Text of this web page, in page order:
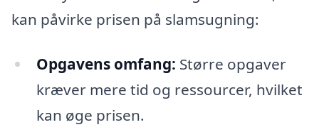
kan påvirke prisen på slamsugning:
Opgavens omfang: Større opgaver
kræver mere tid og ressourcer, hvilket
kan øge prisen.